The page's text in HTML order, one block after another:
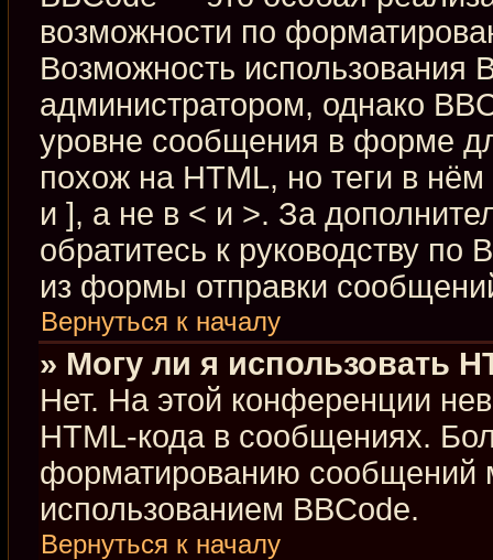
возможности по
Возможность использования
администратором, однако
уровне сообщения в форме
похож на HTML, но теги в
и ], а не в < и >. За
обратитесь к руководству по
из формы отправки
Вернуться к началу
» Могу ли я использовать
Нет. На этой конференции
HTML-кода в сообщениях.
форматированию сообщений
использованием BBCode.
Вернуться к началу